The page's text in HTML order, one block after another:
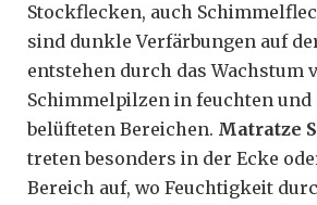
Stockflecken, auch
sind dunkle Verfärbungen auf
entstehen durch das Wachstum
Schimmelpilzen in feuchten
belüfteten Bereichen. Matratze
treten besonders in der Ecke
Bereich auf, wo Feuchtigkeit